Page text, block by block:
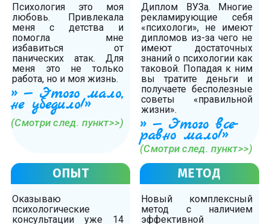
Психология это моя
любовь. Привлекала
меня с детства и
помогла мне
избавиться от
панических атак. Для
меня это не только
работа, но и моя жизнь.
» — Этого мало,
не убедило!»
(Смотри след. пункт>>)
Диплом ВУЗа. Многие
рекламирующие себя
«психологи», не имеют
дипломов из-за чего не
имеют достаточных
знаний о психологии как
таковой. Попадая к ним
вы тратите деньги и
получаете бесполезные
советы «правильной
жизни».
» — Этого все-
равно мало!»
(Смотри след. пункт>>)
ОПЫТ
Оказываю
психологические
консультации уже 14
МЕТОД
Новый комплексный
метод с наличием
эффективной